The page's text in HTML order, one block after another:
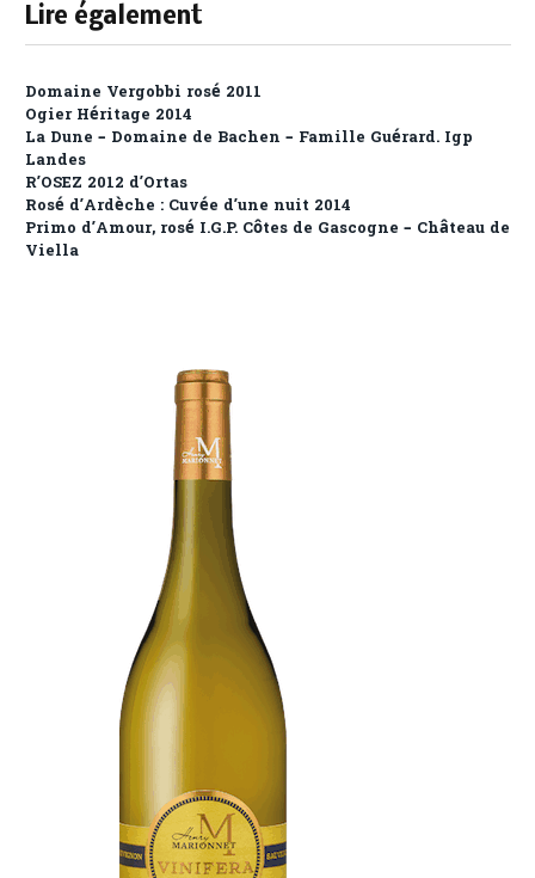
Lire également
Domaine Vergobbi rosé 2011
Ogier Héritage 2014
La Dune – Domaine de Bachen – Famille Guérard. Igp
Landes
R’OSEZ 2012 d’Ortas
Rosé d’Ardèche : Cuvée d’une nuit 2014
Primo d’Amour, rosé I.G.P. Côtes de Gascogne – Château de
Viella